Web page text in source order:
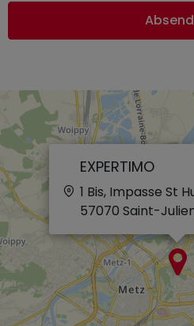
EXPERTIMO
1 Bis, Impasse St
57070 Saint-